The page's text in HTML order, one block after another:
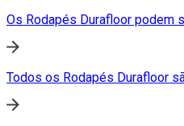
Os Rodapés Durafloor podem
Todos os Rodapés Durafloor